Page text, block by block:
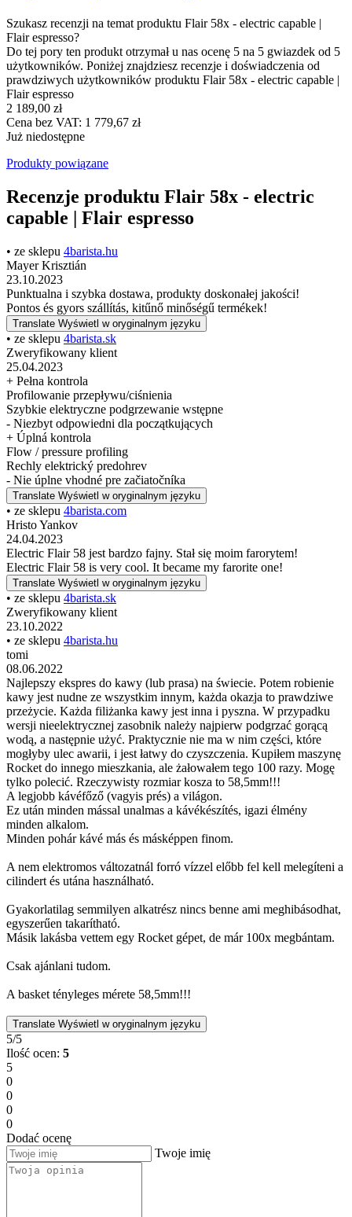
Szukasz recenzji na temat produktu Flair 58x - electric capable |
Flair espresso?
Do tej pory ten produkt otrzymał u nas ocenę 5 na 5 gwiazdek od 5
użytkowników. Poniżej znajdziesz recenzje i doświadczenia od
prawdziwych użytkowników produktu Flair 58x - electric capable |
Flair espresso
2 189,00 zł
Cena bez VAT: 1 779,67 zł
Już niedostępne
Produkty powiązane
Recenzje produktu Flair 58x - electric
capable | Flair espresso
• ze sklepu 4barista.hu
Mayer Krisztián
23.10.2023
Punktualna i szybka dostawa, produkty doskonałej jakości!
Pontos és gyors szállítás, kitűnő minőségű termékek!
Translate Wyświetl w oryginalnym języku
• ze sklepu 4barista.sk
Zweryfikowany klient
25.04.2023
+ Pełna kontrola
Profilowanie przepływu/ciśnienia
Szybkie elektryczne podgrzewanie wstępne
- Niezbyt odpowiedni dla początkujących
+ Úplná kontrola
Flow / pressure profiling
Rechly elektrický predohrev
- Nie úplne vhodné pre začiatočníka
Translate Wyświetl w oryginalnym języku
• ze sklepu 4barista.com
Hristo Yankov
24.04.2023
Electric Flair 58 jest bardzo fajny. Stał się moim farorytem!
Electric Flair 58 is very cool. It became my farorite one!
Translate Wyświetl w oryginalnym języku
• ze sklepu 4barista.sk
Zweryfikowany klient
23.10.2022
• ze sklepu 4barista.hu
tomi
08.06.2022
Najlepszy ekspres do kawy (lub prasa) na świecie. Potem robienie
kawy jest nudne ze wszystkim innym, każda okazja to prawdziwe
przeżycie. Każda filiżanka kawy jest inna i pyszna. W przypadku
wersji nieelektrycznej zasobnik należy najpierw podgrzać gorącą
wodą, a następnie użyć. Praktycznie nie ma w nim części, które
mogłyby ulec awarii, i jest łatwy do czyszczenia. Kupiłem maszynę
Rocket do innego mieszkania, ale żałowałem tego 100 razy. Mogę
tylko polecić. Rzeczywisty rozmiar kosza to 58,5mm!!!
A legjobb kávéfőző (vagyis prés) a világon.
Ez után minden mással unalmas a kávékészítés, igazi élmény
minden alkalom.
Minden pohár kávé más és másképpen finom.
A nem elektromos változatnál forró vízzel előbb fel kell melegíteni a
cilindert és utána használható.
Gyakorlatilag semmilyen alkatrész nincs benne ami meghibásodhat,
egyszerűen takarítható.
Másik lakásba vettem egy Rocket gépet, de már 100x megbántam.
Csak ajánlani tudom.
A basket tényleges mérete 58,5mm!!!
Translate Wyświetl w oryginalnym języku
5/5
Ilość ocen: 5
5
0
0
0
0
Dodać ocenę
Twoje imię